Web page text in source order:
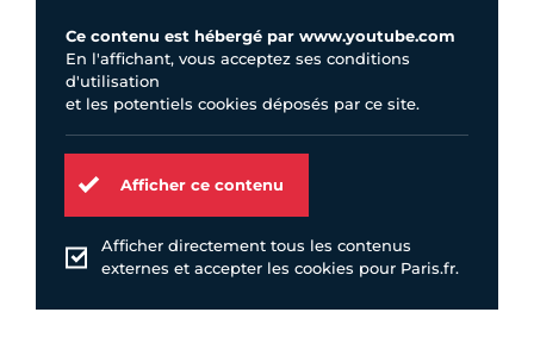
Ce contenu est hébergé par www.youtube.com
En l'affichant, vous acceptez ses conditions
d'utilisation
et les potentiels cookies déposés par ce site.
Afficher ce contenu
Afficher directement tous les contenus
externes et accepter les cookies pour Paris.fr.